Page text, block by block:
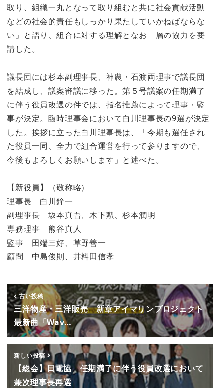
取り、組織一丸となって取り組むと共に社会貢献活動
などの社会的責任もしっかり果たしていかねばならな
い」と語り、組合に対する理解となお一層の協力を要
請した。
議長団には杉本副理事長、神農・石渡両理事で議長団
を結成し、議案審議に移った。第５号議案の任期満了
に伴う役員改選の件では、指名推薦によって理事・監
事が決定。臨時理事会において白川理事長の9選が決定
した。挨拶に立った白川理事長は、「今期も選任され
た役員一同、全力で組合運営を行って参りますので、
今後もよろしくお願いします」と述べた。
【新役員】（敬称略）
理事長 白川鐘一
副理事長 坂本真吾、木下勲、杉本潤明
専務理事 熊谷真人
監事 田端三好、草野善一
顧問 中島俊則、井料田信孝
古い投稿
三洋物産・三洋販売 新章アイマリンプロジェクト
最新曲「Wav…
新しい投稿
【総会】日電協 任期満了に伴う役員改選において
兼次理事長再選